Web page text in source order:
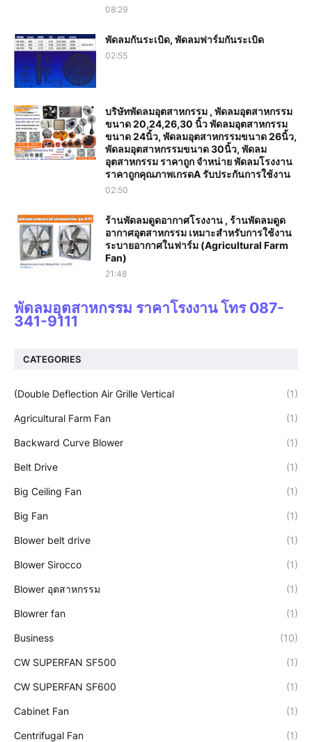
08:29
พัดลมกันระเบิด, พัดลมฟาร์มกันระเบิด
02:55
บริษัทพัดลมอุตสาหกรรม , พัดลมอุตสาหกรรม
ขนาด 20,24,26,30 นิ้ว พัดลมอุตสาหกรรม
ขนาด 24นิ้ว, พัดลมอุตสาหกรรมขนาด 26นิ้ว,
พัดลมอุตสาหกรรมขนาด 30นิ้ว, พัดลม
อุตสาหกรรม ราคาถูก จำหน่าย พัดลมโรงงาน
ราคาถูกคุณภาพเกรดA รับประกันการใช้งาน‎
02:50
ร้านพัดลมดูดอากาศโรงงาน , ร้านพัดลมดูด
อากาศอุตสาหกรรม เหมาะสำหรับการใช้งาน
ระบายอากาศในฟาร์ม (Agricultural Farm
Fan)
21:48
พัดลมอุตสาหกรรม ราคาโรงงาน โทร 087-
341-9111
CATEGORIES
(Double Deflection Air Grille Vertical (1)
Agricultural Farm Fan (1)
Backward Curve Blower (1)
Belt Drive (1)
Big Ceiling Fan (1)
Big Fan (1)
Blower belt drive (1)
Blower Sirocco (1)
Blower อุตสาหกรรม (1)
Blowrer fan (1)
Business (10)
CW SUPERFAN SF500 (1)
CW SUPERFAN SF600 (1)
Cabinet Fan (1)
Centrifugal Fan (1)